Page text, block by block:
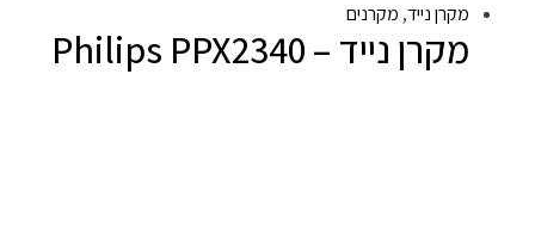
מקרן נייד, מקרנים
מקרן נייד – Philips PPX2340